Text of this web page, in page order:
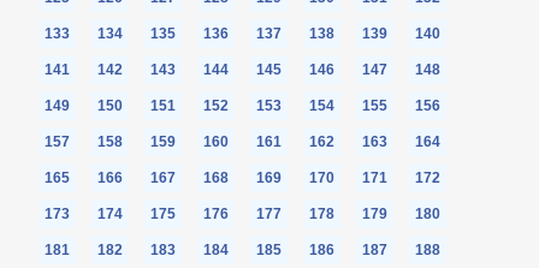
133 134 135 136 137 138 139 140
141 142 143 144 145 146 147 148
149 150 151 152 153 154 155 156
157 158 159 160 161 162 163 164
165 166 167 168 169 170 171 172
173 174 175 176 177 178 179 180
181 182 183 184 185 186 187 188